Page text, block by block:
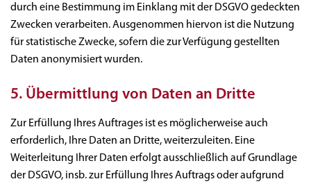
durch eine Bestimmung im Einklang mit der DSGVO gedeckten
Zwecken verarbeiten. Ausgenommen hiervon ist die Nutzung
für statistische Zwecke, sofern die zur Verfügung gestellten
Daten anonymisiert wurden.
5. Übermittlung von Daten an Dritte
Zur Erfüllung Ihres Auftrages ist es möglicherweise auch
erforderlich, Ihre Daten an Dritte, weiterzuleiten. Eine
Weiterleitung Ihrer Daten erfolgt ausschließlich auf Grundlage
der DSGVO, insb. zur Erfüllung Ihres Auftrags oder aufgrund